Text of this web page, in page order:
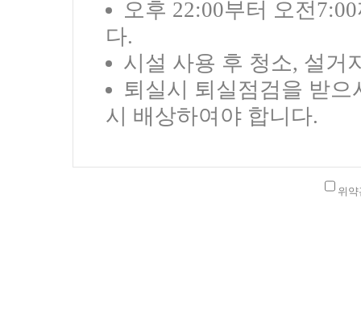
오후 22:00부터 오전
다.
시설 사용 후 청소, 설거
퇴실시 퇴실점검을 받
시 배상하여야 합니다.
위